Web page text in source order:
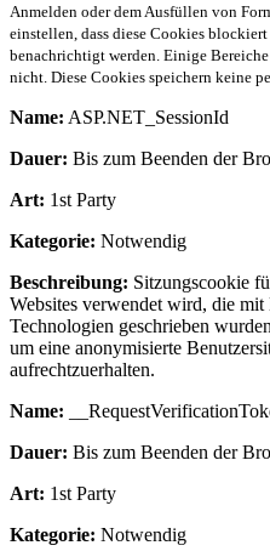
Anmelden oder dem Ausfüllen von
einstellen, dass diese Cookies
benachrichtigt werden. Einige
nicht. Diese Cookies speichern keine
Name: ASP.NET_SessionId
Dauer: Bis zum Beenden der
Art: 1st Party
Kategorie: Notwendig
Beschreibung: Sitzungscookie
Websites verwendet wird, die
Technologien geschrieben
um eine anonymisierte
aufrechtzuerhalten.
Name:
Dauer: Bis zum Beenden der
Art: 1st Party
Kategorie: Notwendig